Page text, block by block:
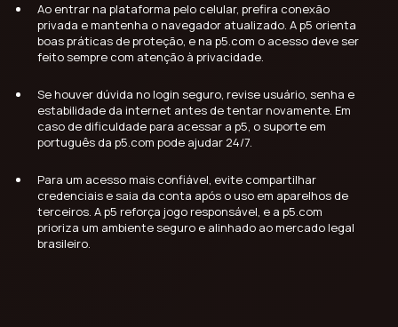
Ao entrar na plataforma pelo celular, prefira conexão
privada e mantenha o navegador atualizado. A p5 orienta
boas práticas de proteção, e na p5.com o acesso deve ser
feito sempre com atenção à privacidade.
Se houver dúvida no login seguro, revise usuário, senha e
estabilidade da internet antes de tentar novamente. Em
caso de dificuldade para acessar a p5, o suporte em
português da p5.com pode ajudar 24/7.
Para um acesso mais confiável, evite compartilhar
credenciais e saia da conta após o uso em aparelhos de
terceiros. A p5 reforça jogo responsável, e a p5.com
prioriza um ambiente seguro e alinhado ao mercado legal
brasileiro.